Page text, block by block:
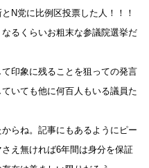
N党に比例区投票した人！！！
るくらいお粗末な参議院選挙だ
印象に残ることを狙っての発言
いても他に何百人もいる議員た
らね。記事にもあるようにピー
え無ければ6年間は身分を保証